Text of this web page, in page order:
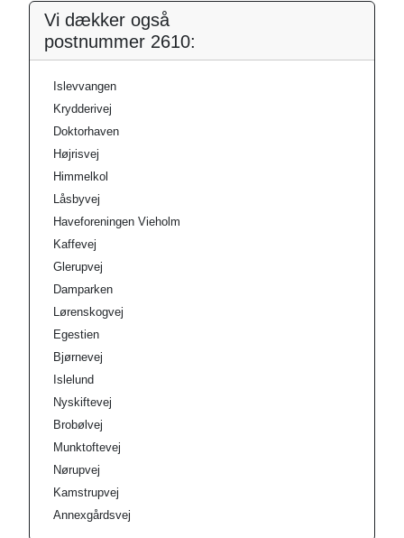
Vi dækker også
postnummer 2610:
Islevvangen
Krydderivej
Doktorhaven
Højrisvej
Himmelkol
Låsbyvej
Haveforeningen Vieholm
Kaffevej
Glerupvej
Damparken
Lørenskogvej
Egestien
Bjørnevej
Islelund
Nyskiftevej
Brobølvej
Munktoftevej
Nørupvej
Kamstrupvej
Annexgårdsvej